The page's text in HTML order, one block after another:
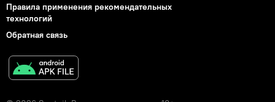
Правила применения рекомендательных
технологий
Обратная связь